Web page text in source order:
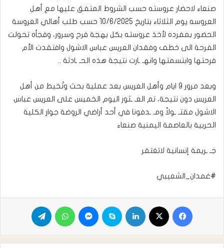
صنعاء لاحضار عروسته حسب الشروط المتفق عليها مع أهل
العروسه يوم الثلاثاء بتاريخ 10/6/2025 حسب طلب أهالي العروسة
الحضور بمفرده لأخذ عروسته بكل بهجة فرح وسرور، وفجأه تحولت
الفرحة الى خطف وفقدان العريس عباس الاشول وافتقدت الأم
فرحتها وابتسمتها وانهـ ـارت نتيجة هذه الحـ ـادثة ..
وبعد مرور 9 ايام وأهل العريس بعد عملية بحث وتُخبط من أهل
العريس دون نتيجة، تم العـ ـثور اليوم الخميس على العريس عباس
الاشول مقتـ ـولاً ومـ ـدفونا في أحد أراضي الروضة جوار الكلية
الحربية بالعاصمة اليمنية صنعاء
جـ ـريمة إنسانية لاتغتفر
#غمدان_الشعيبي